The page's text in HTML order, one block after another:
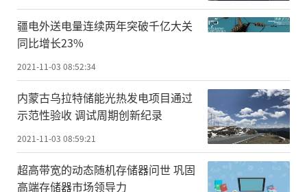
疆电外送电量连续两年突破千亿大关
同比增长23%
2021-11-03 08:52:34
内蒙古乌拉特储能光热发电项目通过
示范性验收 调试周期创新纪录
2021-11-03 08:59:21
超高带宽的动态随机存储器问世 巩固
高端存储器市场领导力